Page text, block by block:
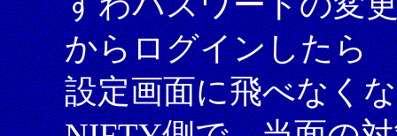
からログインしたら
設定画面に飛べなく